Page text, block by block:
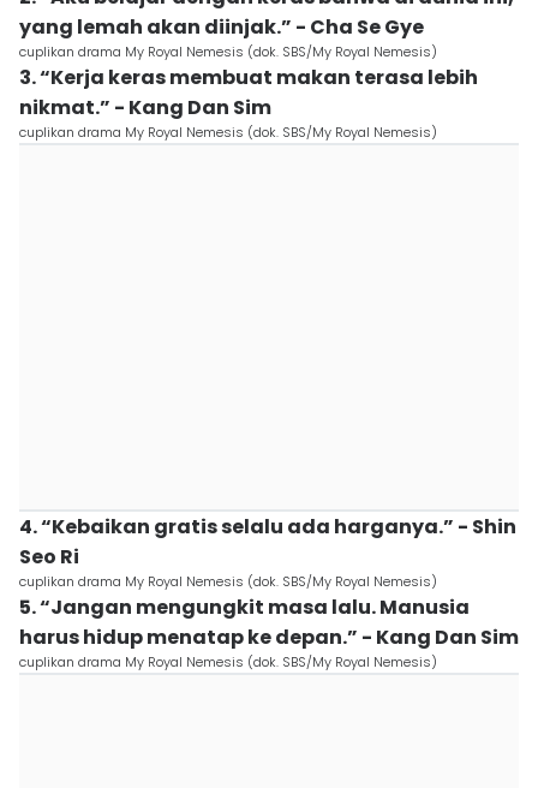
yang lemah akan diinjak.” - Cha Se Gye
cuplikan drama My Royal Nemesis (dok. SBS/My Royal Nemesis)
3. “Kerja keras membuat makan terasa lebih
nikmat.” - Kang Dan Sim
cuplikan drama My Royal Nemesis (dok. SBS/My Royal Nemesis)
4. “Kebaikan gratis selalu ada harganya.” - Shin
Seo Ri
cuplikan drama My Royal Nemesis (dok. SBS/My Royal Nemesis)
5. “Jangan mengungkit masa lalu. Manusia
harus hidup menatap ke depan.” - Kang Dan Sim
cuplikan drama My Royal Nemesis (dok. SBS/My Royal Nemesis)